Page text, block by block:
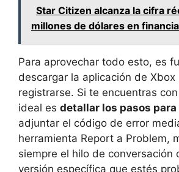
Star Citizen alcanza la cifra
millones de dólares en
Para aprovechar todo esto, es
descargar la aplicación de Xbox
registrarse. Si te encuentras
ideal es detallar los pasos
adjuntar el código de error
herramienta Report a Problem,
siempre el hilo de conversación
versión específica que estés